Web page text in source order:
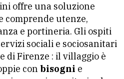
offre una soluzione
comprende utenze,
e portineria. Gli ospiti
sociali e sociosanitari
di Firenze : il villaggio è
con bisogni e